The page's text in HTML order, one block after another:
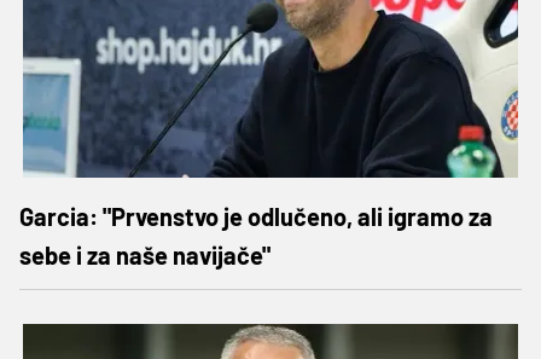
Garcia: "Prvenstvo je odlučeno, ali igramo za
sebe i za naše navijače"